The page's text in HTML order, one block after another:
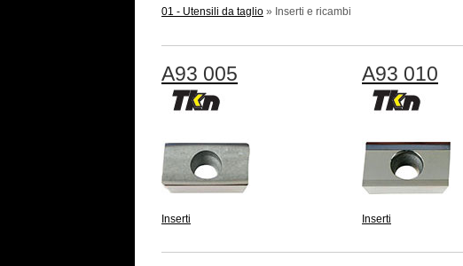
01 - Utensili da taglio » Inserti e ricambi
A93 005
Inserti
A93 010
Inserti